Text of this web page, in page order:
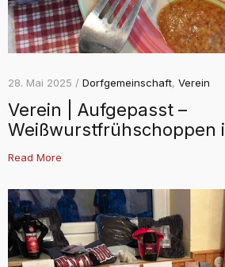
28. Mai 2025 / Dorfgemeinschaft, Verein
Verein | Aufgepasst –
Weißwurstfrühschoppen
Read More